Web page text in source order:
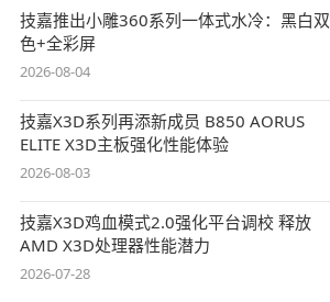
技嘉推出小雕360系列一体式水冷：黑白双
色+全彩屏
2026-08-04
技嘉X3D系列再添新成员 B850 AORUS
ELITE X3D主板强化性能体验
2026-08-03
技嘉X3D鸡血模式2.0强化平台调校 释放
AMD X3D处理器性能潜力
2026-07-28